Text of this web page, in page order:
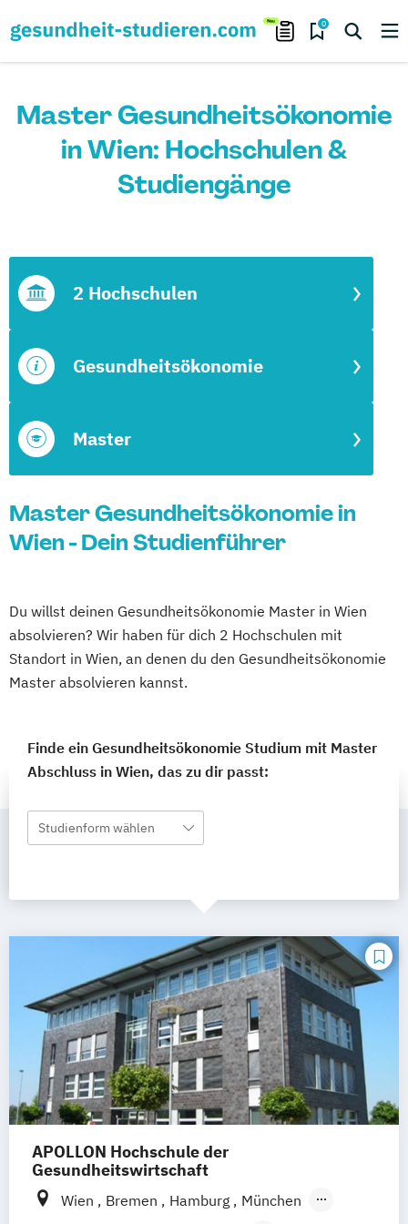
0
Master Gesundheitsökonomie
in Wien: Hochschulen &
Studiengänge
Master
Gesundheitsökonomie
2 Hochschulen
Master Gesundheitsökonomie in
Wien - Dein Studienführer
Du willst deinen Gesundheitsökonomie Master in Wien
absolvieren? Wir haben für dich 2 Hochschulen mit
Standort in Wien, an denen du den Gesundheitsökonomie
Master absolvieren kannst.
Finde ein Gesundheitsökonomie Studium mit Master
Abschluss in Wien, das zu dir passt:
Studienform wählen
APOLLON Hochschule der
Gesundheitswirtschaft
Wien Bremen Hamburg
München